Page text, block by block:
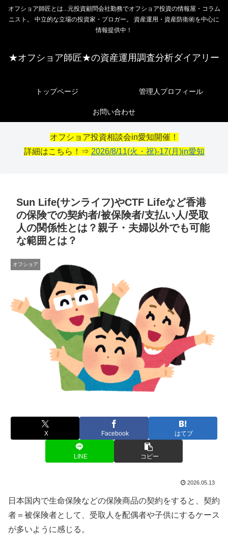
オフショア師匠とは...元投資顧問会社勤務でオフショア投資の情報屋・コラム
ニスト。 中立的な立場の投資家・ブロガー。 資産運用・資産防衛術を中心に
情報提供中！
★オフショア師匠★の資産運用調査分析ダイアリー
トップページ 管理人プロフィール
お問い合わせ
オフショア投資相談会in愛知開催！
詳細はこちら！⇒ 2026/8/11(火・祝)-17(月)in愛知
Sun Life(サンライフ)やCTF Lifeなど香港
の保険での契約者/被保険者/支払い人/受取
人の関係性とは？親子・夫婦以外でも可能
な範囲とは？
オフショア
X Facebook はてブ
LINE コピー
2026.05.13
日本国内で生命保険などの保険商品の契約をすると、契約
者＝被保険者として、受取人を配偶者や子供にするケース
が多いように感じる。